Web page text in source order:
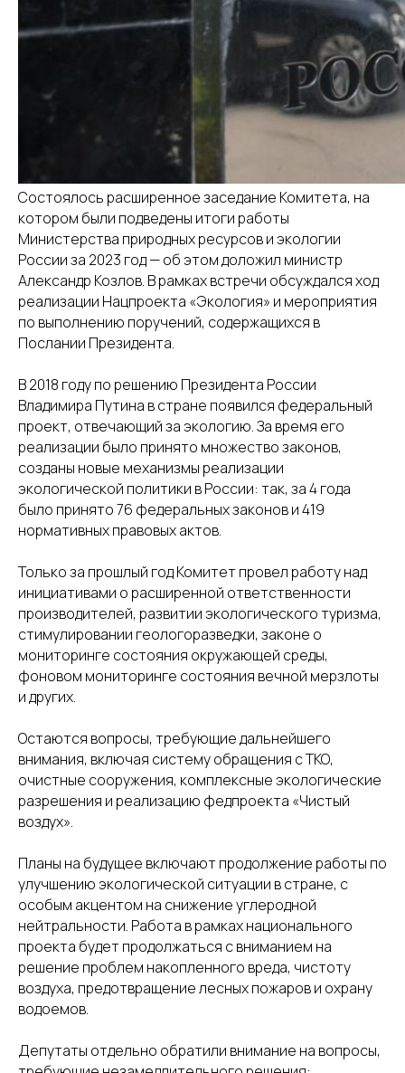
Состоялось расширенное заседание Комитета, на
котором были подведены итоги работы
Министерства природных ресурсов и экологии
России за 2023 год — об этом доложил министр
Александр Козлов. В рамках встречи обсуждался ход
реализации Нацпроекта «Экология» и мероприятия
по выполнению поручений, содержащихся в
Послании Президента.
В 2018 году по решению Президента России
Владимира Путина в стране появился федеральный
проект, отвечающий за экологию. За время его
реализации было принято множество законов,
созданы новые механизмы реализации
экологической политики в России: так, за 4 года
было принято 76 федеральных законов и 419
нормативных правовых актов.
Только за прошлый год Комитет провел работу над
инициативами о расширенной ответственности
производителей, развитии экологического туризма,
стимулировании геологоразведки, законе о
мониторинге состояния окружающей среды,
фоновом мониторинге состояния вечной мерзлоты
и других.
Остаются вопросы, требующие дальнейшего
внимания, включая систему обращения с ТКО,
очистные сооружения, комплексные экологические
разрешения и реализацию федпроекта «Чистый
воздух».
Планы на будущее включают продолжение работы по
улучшению экологической ситуации в стране, с
особым акцентом на снижение углеродной
нейтральности. Работа в рамках национального
проекта будет продолжаться с вниманием на
решение проблем накопленного вреда, чистоту
воздуха, предотвращение лесных пожаров и охрану
водоемов.
Депутаты отдельно обратили внимание на вопросы,